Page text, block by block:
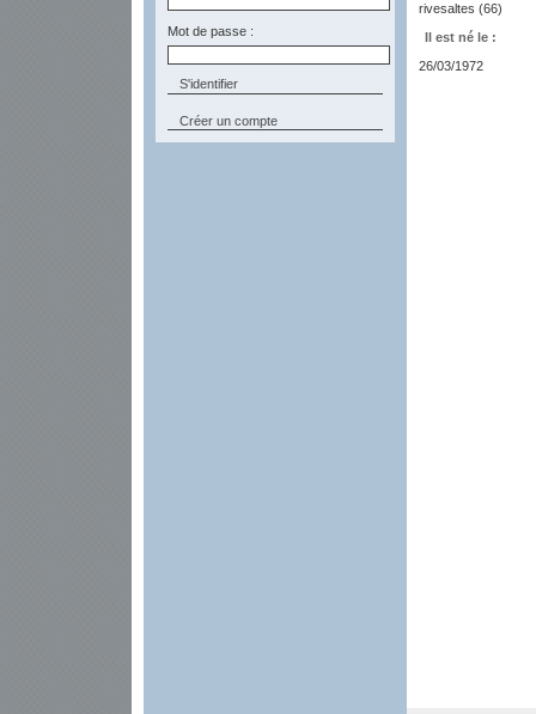
Mot de passe :
Créer un compte
rivesaltes (66)
Il est né le :
26/03/1972